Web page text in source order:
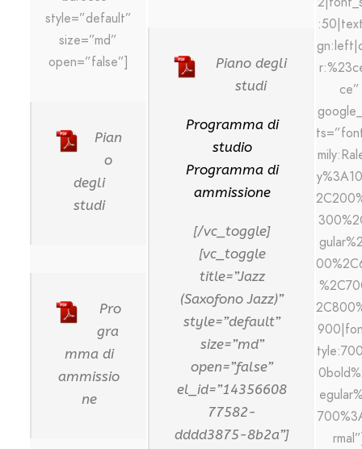
style=”default”
size=”md”
open=”false”]
Pian
o
degli
studi
Pro
gra
mma di
ammissio
ne
Piano degli
studi
Programma di
studio
Programma di
ammissione
[/vc_toggle]
[vc_toggle
title=”Jazz
(Saxofono Jazz)”
style=”default”
size=”md”
open=”false”
el_id=”14356608
77582-
dddd3875-8b2a”]
ce”